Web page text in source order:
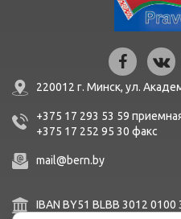
220012 г. Минск, ул.
+375 17 293 53 59
+375 17 252 95 30 факc
mail@bern.by
IBAN BY51 BLBB 3012